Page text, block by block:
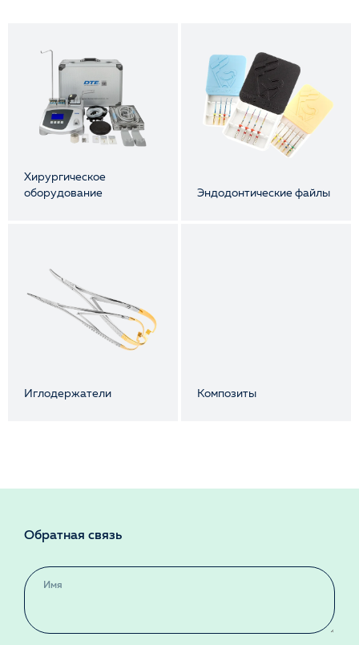
Хирургическое
оборудование
Эндодонтические файлы
Иглодержатели Композиты
Обратная связь